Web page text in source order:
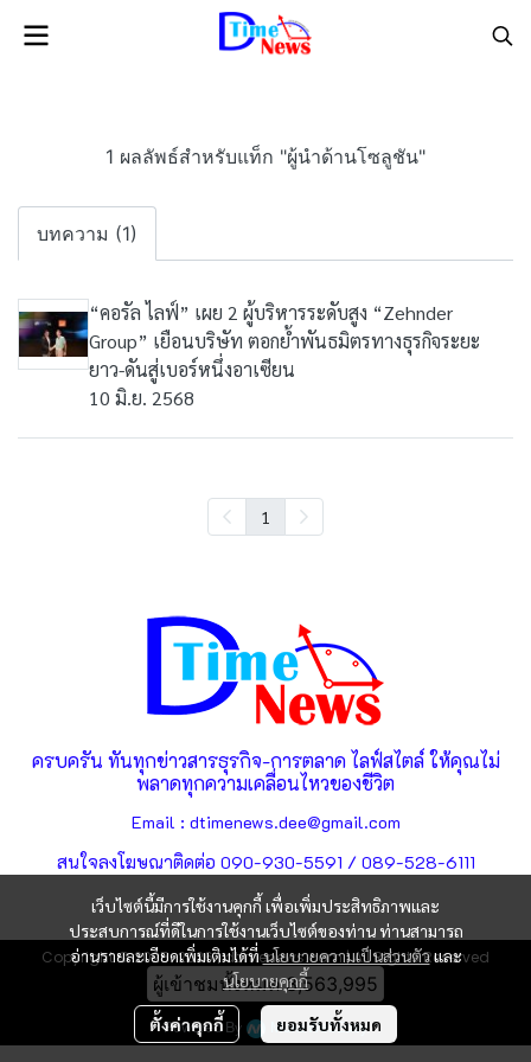
1 ผลลัพธ์สำหรับแท็ก "ผู้นำด้านโซลูชัน"
บทความ (1)
“คอรัล ไลฟ์” เผย 2 ผู้บริหารระดับสูง “Zehnder
Group” เยือนบริษัท ตอกย้ำพันธมิตรทางธุรกิจระยะ
ยาว-ดันสู่เบอร์หนึ่งอาเซียน
10 มิ.ย. 2568
1
เว็บไซต์นี้มีการใช้งานคุกกี้ เพื่อเพิ่มประสิทธิภาพและ
ประสบการณ์ที่ดีในการใช้งานเว็บไซต์ของท่าน ท่านสามารถ
อ่านรายละเอียดเพิ่มเติมได้ที่นโยบายความเป็นส่วนตัวและ
นโยบายคุกกี้
ตั้งค่าคุกกี้ ยอมรับทั้งหมด
ครบครัน ทันทุกข่าวสารธุรกิจ-การตลาด ไลฟ์สไตล์ ให้คุณไม่
พลาดทุกความเคลื่อนไหวของชีวิต
Email : dtimenews.dee@gmail.com
สนใจลงโฆษณาติดต่อ 090-930-5591 / 089-528-6111
Copyright © 2025-2026 | dtimenews.com | All Rights Reserved
ผู้เข้าชมทั้งหมด3,563,995
Powered By MakeWebEasy